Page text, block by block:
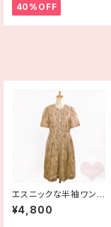
40%OFF
エスニックな半袖ワンピ
ース 古着
¥4,800